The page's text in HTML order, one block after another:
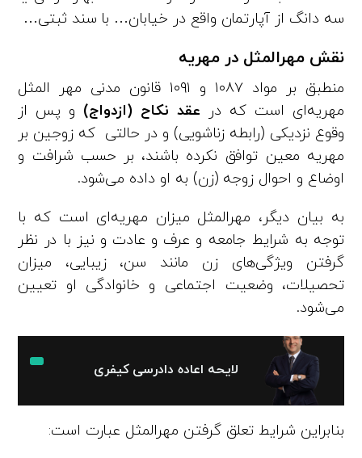
سه دانگ از آپارتمان واقع در خیابان… با سند ثبتی…
نقش مهرالمثل در مهریه
منطبق بر مواد ۱۰۸۷ و ۱۰۹۱ قانون مدنی مهر المثل
مهریه‌ای است که در عقد نکاح (ازدواج) و پس از
وقوع نزدیکی (رابطه زناشویی) و در حالتی که زوجین بر
مهریه معین توافق نکرده باشند، بر حسب شرافت و
اوضاع و احوال زوجه (زن) به او داده می‌شود.
به بیان دیگر، مهرالمثل میزان مهریه‌ای است که با
توجه به شرایط جامعه و عرف و عادت و نیز با در نظر
گرفتن ویژگی‌های زن مانند سن، زیبایی، میزان
تحصیلات، وضعیت اجتماعی و خانوادگی او تعیین
می‌شود.
لایحه اعاده دادرسی کیفری
بنابراین شرایط تعلق گرفتن مهرالمثل عبارت است: